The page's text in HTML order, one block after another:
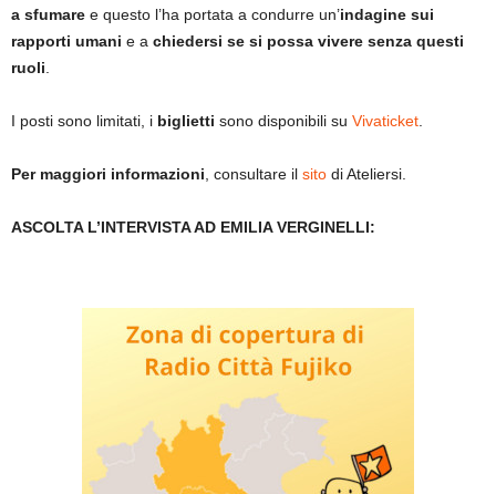
a sfumare e questo l’ha portata a condurre un’indagine sui
rapporti umani e a chiedersi se si possa vivere senza questi
ruoli.
I posti sono limitati, i biglietti sono disponibili su Vivaticket.
Per maggiori informazioni, consultare il sito di Ateliersi.
ASCOLTA L’INTERVISTA AD EMILIA VERGINELLI: